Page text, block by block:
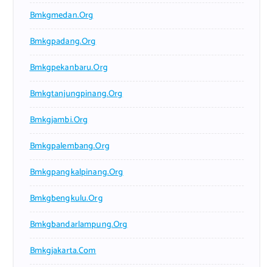
Bmkgmedan.org
Bmkgpadang.org
Bmkgpekanbaru.org
Bmkgtanjungpinang.org
Bmkgjambi.org
Bmkgpalembang.org
Bmkgpangkalpinang.org
Bmkgbengkulu.org
Bmkgbandarlampung.org
Bmkgjakarta.com